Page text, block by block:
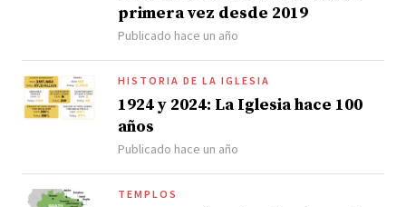
primera vez desde 2019
Publicado hace un año
HISTORIA DE LA IGLESIA
1924 y 2024: La Iglesia hace 100
años
Publicado hace un año
TEMPLOS